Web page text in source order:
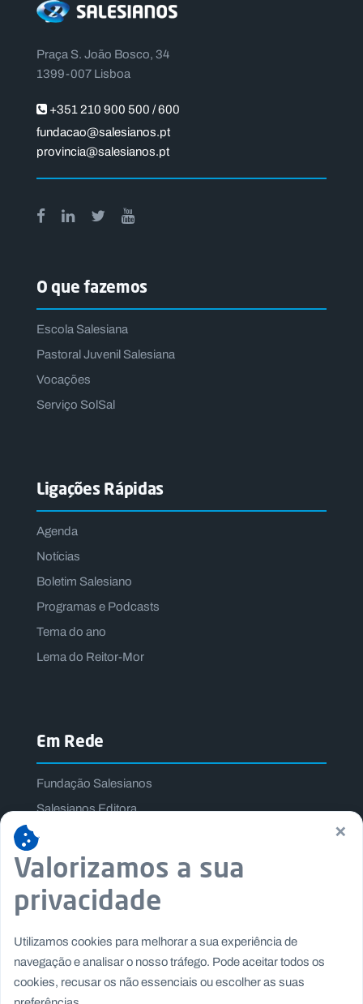
Praça S. João Bosco, 34
1399-007 Lisboa
+351 210 900 500 / 600
fundacao@salesianos.pt
provincia@salesianos.pt
O que fazemos
Escola Salesiana
Pastoral Juvenil Salesiana
Vocações
Serviço SolSal
Ligações Rápidas
Agenda
Notícias
Boletim Salesiano
Programas e Podcasts
Tema do ano
Lema do Reitor-Mor
Em Rede
Fundação Salesianos
Salesianos Editora
Família Salesiana
Missão Dom Bosco
×
Valorizamos a sua
privacidade
Utilizamos cookies para melhorar a sua experiência de
navegação e analisar o nosso tráfego. Pode aceitar todos os
cookies, recusar os não essenciais ou escolher as suas